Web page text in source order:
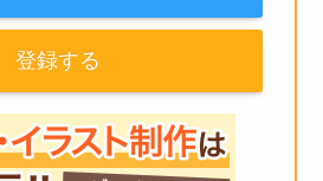
登録する